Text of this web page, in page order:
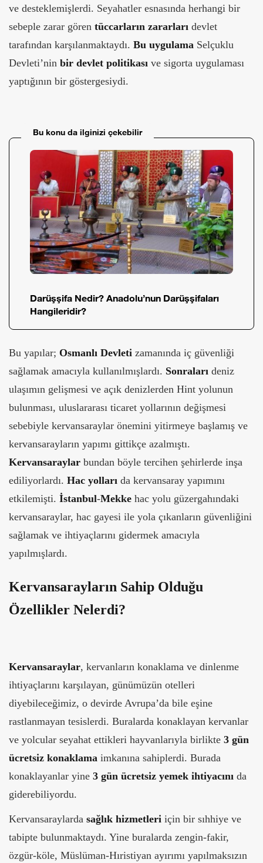
ve desteklemişlerdi. Seyahatler esnasında herhangi bir
sebeple zarar gören tüccarların zararları devlet
tarafından karşılanmaktaydı. Bu uygulama Selçuklu
Devleti’nin bir devlet politikası ve sigorta uygulaması
yaptığının bir göstergesiydi.
Bu konu da ilginizi çekebilir
Darüşşifa Nedir? Anadolu’nun Darüşşifaları
Hangileridir?
Bu yapılar; Osmanlı Devleti zamanında iç güvenliği
sağlamak amacıyla kullanılmışlardı. Sonraları deniz
ulaşımın gelişmesi ve açık denizlerden Hint yolunun
bulunması, uluslararası ticaret yollarının değişmesi
sebebiyle kervansaraylar önemini yitirmeye başlamış ve
kervansarayların yapımı gittikçe azalmıştı.
Kervansaraylar bundan böyle tercihen şehirlerde inşa
ediliyorlardı. Hac yolları da kervansaray yapımını
etkilemişti. İstanbul-Mekke hac yolu güzergahındaki
kervansaraylar, hac gayesi ile yola çıkanların güvenliğini
sağlamak ve ihtiyaçlarını gidermek amacıyla
yapılmışlardı.
Kervansarayların Sahip Olduğu
Özellikler Nelerdi?
Kervansaraylar, kervanların konaklama ve dinlenme
ihtiyaçlarını karşılayan, günümüzün otelleri
diyebileceğimiz, o devirde Avrupa’da bile eşine
rastlanmayan tesislerdi. Buralarda konaklayan kervanlar
ve yolcular seyahat ettikleri hayvanlarıyla birlikte 3 gün
ücretsiz konaklama imkanına sahiplerdi. Burada
konaklayanlar yine 3 gün ücretsiz yemek ihtiyacını da
giderebiliyordu.
Kervansaraylarda sağlık hizmetleri için bir sıhhiye ve
tabipte bulunmaktaydı. Yine buralarda zengin-fakir,
özgür-köle, Müslüman-Hıristiyan ayırımı yapılmaksızın